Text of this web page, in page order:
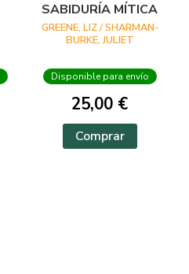
SABIDURÍA MÍTICA
GREENE, LIZ / SHARMAN-
BURKE, JULIET
Disponible para envío
25,00 €
Comprar